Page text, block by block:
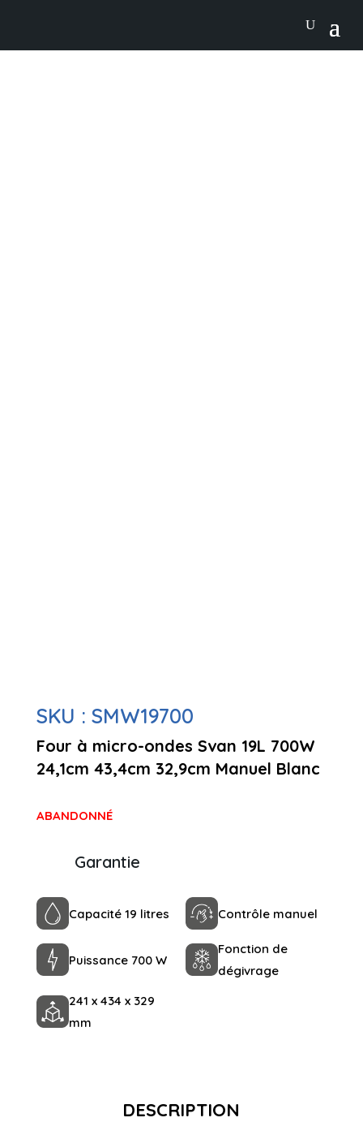
SKU : SMW19700
Four à micro-ondes Svan 19L 700W
24,1cm 43,4cm 32,9cm Manuel Blanc
ABANDONNÉ
Garantie
Capacité 19 litres Contrôle manuel
Puissance 700 W
Fonction de
dégivrage
241 x 434 x 329
mm
DESCRIPTION